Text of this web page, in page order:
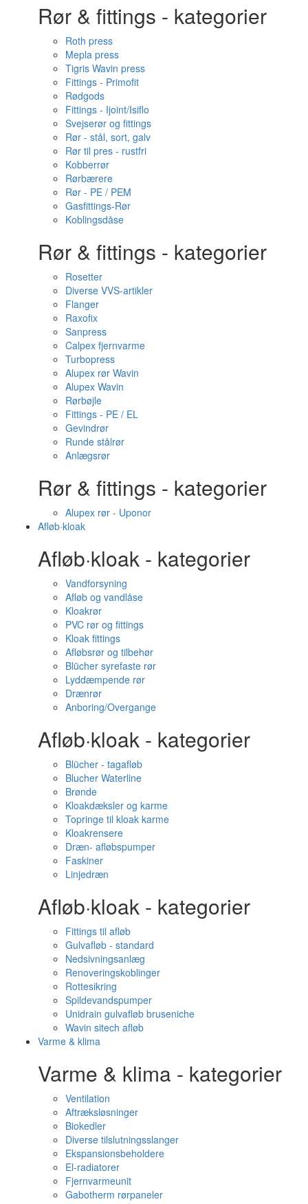
Rør & fittings - kategorier
Roth press
Mepla press
Tigris Wavin press
Fittings - Primofit
Rødgods
Fittings - Ijoint/Isiflo
Svejserør og fittings
Rør - stål, sort, galv
Rør til pres - rustfri
Kobberrør
Rørbærere
Rør - PE / PEM
Gasfittings-Rør
Koblingsdåse
Rør & fittings - kategorier
Rosetter
Diverse VVS-artikler
Flanger
Raxofix
Sanpress
Calpex fjernvarme
Turbopress
Alupex rør Wavin
Alupex Wavin
Rørbøjle
Fittings - PE / EL
Gevindrør
Runde stålrør
Anlægsrør
Rør & fittings - kategorier
Alupex rør - Uponor
Afløb·kloak
Afløb·kloak - kategorier
Vandforsyning
Afløb og vandlåse
Kloakrør
PVC rør og fittings
Kloak fittings
Afløbsrør og tilbehør
Blücher syrefaste rør
Lyddæmpende rør
Drænrør
Anboring/Overgange
Afløb·kloak - kategorier
Blücher - tagafløb
Blucher Waterline
Brønde
Kloakdæksler og karme
Topringe til kloak karme
Kloakrensere
Dræn- afløbspumper
Faskiner
Linjedræn
Afløb·kloak - kategorier
Fittings til afløb
Gulvafløb - standard
Nedsivningsanlæg
Renoveringskoblinger
Rottesikring
Spildevandspumper
Unidrain gulvafløb bruseniche
Wavin sitech afløb
Varme & klima
Varme & klima - kategorier
Ventilation
Aftræksløsninger
Biokedler
Diverse tilslutningsslanger
Ekspansionsbeholdere
El-radiatorer
Fjernvarmeunit
Gabotherm rørpaneler